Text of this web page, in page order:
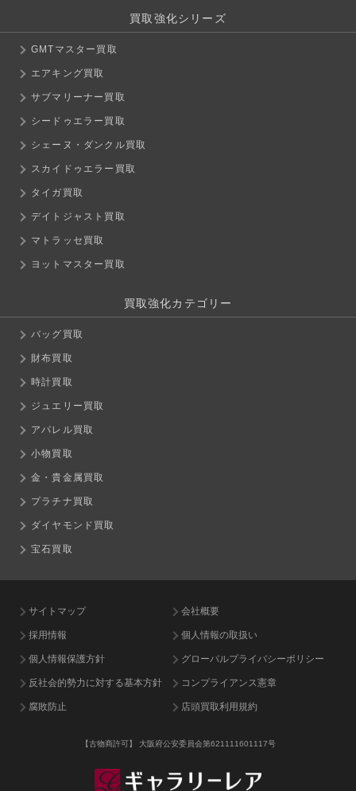
買取強化シリーズ
GMTマスター買取
エアキング買取
サブマリーナー買取
シードゥエラー買取
シェーヌ・ダンクル買取
スカイドゥエラー買取
タイガ買取
デイトジャスト買取
マトラッセ買取
ヨットマスター買取
買取強化カテゴリー
バッグ買取
財布買取
時計買取
ジュエリー買取
アパレル買取
小物買取
金・貴金属買取
プラチナ買取
ダイヤモンド買取
宝石買取
サイトマップ 会社概要
採用情報 個人情報の取扱い
個人情報保護方針 グローバルプライバシーポリシー
反社会的勢力に対する基本方針 コンプライアンス憲章
腐敗防止 店頭買取利用規約
【古物商許可】 大阪府公安委員会第621111601117号